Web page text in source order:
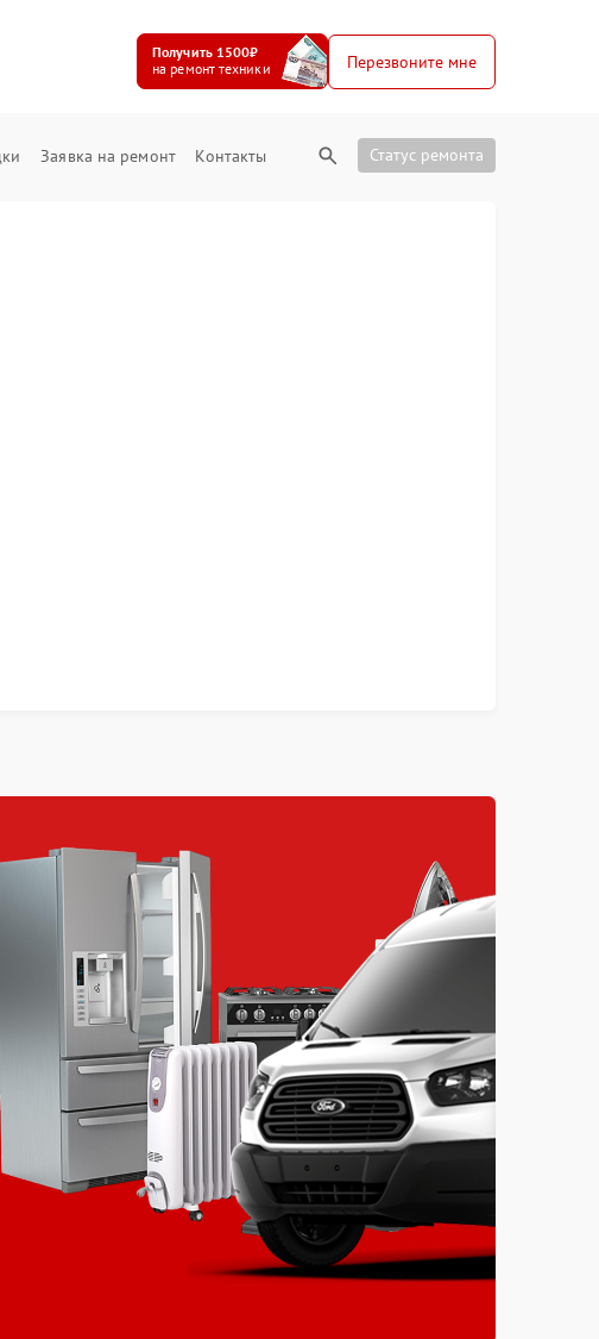
Получить 1500₽
на ремонт техники
Перезвоните мне
Заявка на ремонт Контакты Статус ремонта